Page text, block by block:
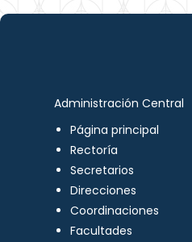
Administración Central
Página principal
Rectoría
Secretarios
Direcciones
Coordinaciones
Facultades